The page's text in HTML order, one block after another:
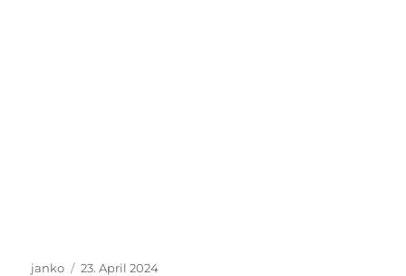
Autor
janko
Veröffentlicht
23. April 2024